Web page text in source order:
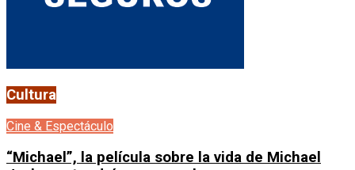
Cultura
Cine & Espectáculo
“Michael”, la película sobre la vida de Michael